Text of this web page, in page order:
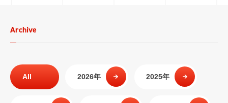
Archive
All 2026年 2025年